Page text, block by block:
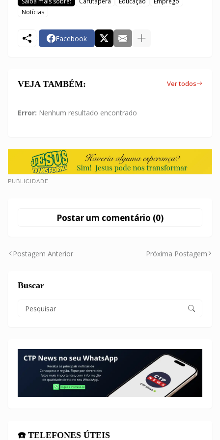
Notícias
Facebook
VEJA TAMBÉM: Ver todos
Error: Nenhum resultado encontrado
PUBLICIDADE
Postar um comentário (0)
Postagem Anterior Próxima Postagem
Buscar
☎️ TELEFONES ÚTEIS